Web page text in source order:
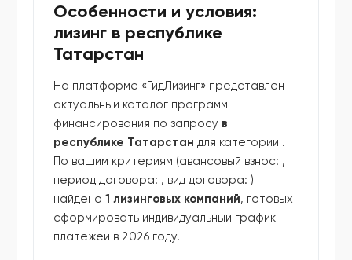
Особенности и условия:
лизинг в республике
Татарстан
На платформе «ГидЛизинг» представлен
актуальный каталог программ
финансирования по запросу в
республике Татарстан для категории .
По вашим критериям (авансовый взнос: ,
период договора: , вид договора:)
найдено1 лизинговых компаний, готовых
сформировать индивидуальный график
платежей в 2026 году.